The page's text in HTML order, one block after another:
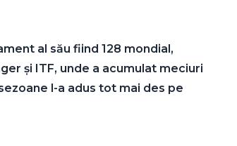
al său fiind 128 mondial,
și ITF, unde a acumulat meciuri
l-a adus tot mai des pe